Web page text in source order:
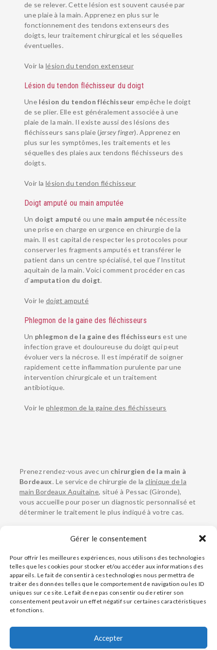
Gérer le consentement
Pour offrir les meilleures expériences, nous utilisons des technologies
telles que les cookies pour stocker et/ou accéder aux informations des
appareils. Le fait de consentir à ces technologies nous permettra de
traiter des données telles que le comportement de navigation ou les ID
uniques sur ce site. Le fait de ne pas consentir ou de retirer son
consentement peut avoir un effet négatif sur certaines caractéristiques
et fonctions.
Accepter
Plan d’accès
Conseils pour médecins
de se relever. Cette lésion est souvent causée par
une plaie à la main. Apprenez en plus sur le
fonctionnement des tendons extenseurs des
doigts, leur traitement chirurgical et les séquelles
éventuelles.
Voir la lésion du tendon extenseur
Lésion du tendon fléchisseur du doigt
Une lésion du tendon fléchisseur empêche le doigt
de se plier. Elle est généralement associée à une
plaie de la main. Il existe aussi des lésions des
fléchisseurs sans plaie (jersey finger). Apprenez en
plus sur les symptômes, les traitements et les
séquelles des plaies aux tendons fléchisseurs des
doigts.
Voir la lésion du tendon fléchisseur
Doigt amputé ou main amputée
Un doigt amputé ou une main amputée nécessite
une prise en charge en urgence en chirurgie de la
main. Il est capital de respecter les protocoles pour
conserver les fragments amputés et transférer le
patient dans un centre spécialisé, tel que l’Institut
aquitain de la main. Voici comment procéder en cas
d’amputation du doigt.
Voir le doigt amputé
Phlegmon de la gaine des fléchisseurs
Un phlegmon de la gaine des fléchisseurs est une
infection grave et douloureuse du doigt qui peut
évoluer vers la nécrose. Il est impératif de soigner
rapidement cette inflammation purulente par une
intervention chirurgicale et un traitement
antibiotique.
Voir le phlegmon de la gaine des fléchisseurs
Prenez rendez-vous avec un chirurgien de la main à
Bordeaux. Le service de chirurgie de laclinique de la
main Bordeaux Aquitaine, situé à Pessac (Gironde),
vous accueille pour poser un diagnostic personnalisé et
déterminer le traitement le plus indiqué à votre cas.
PRENDRE RDV SUR DOCTOLIB
CONTACTER UN CHIRURGIEN
Voir toutes les pathologies
Page relue par le